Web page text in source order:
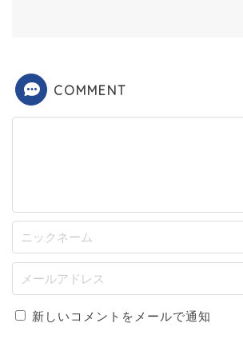
COMMENT
新しいコメントをメールで通知